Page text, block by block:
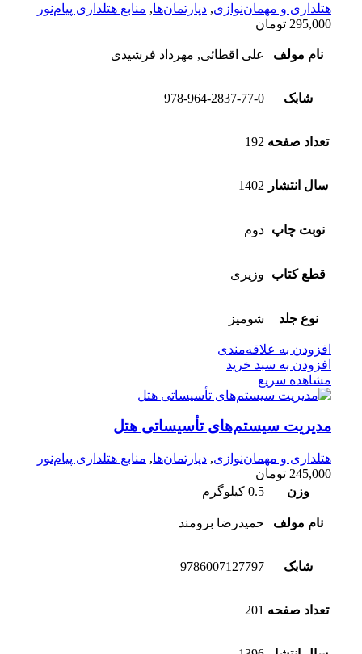
هتلداری و مهمان‌نوازی, دپارتمان‌ها, منابع هتلداری پیام‌نور
295,000 تومان
نام مولف علی اقطائی, مهرداد فرشیدی
شابک 978-964-2837-77-0
تعداد صفحه 192
سال انتشار 1402
نوبت چاپ دوم
قطع کتاب وزیری
نوع جلد شومیز
افزودن به علاقه‌مندی
افزودن به سبد خرید
مشاهده سریع
مدیریت سیستم‌‌های تأسیساتی هتل
هتلداری و مهمان‌نوازی, دپارتمان‌ها, منابع هتلداری پیام‌نور
245,000 تومان
وزن
0.5 کیلوگرم
نام مولف حمیدرضا برومند
شابک 9786007127797
تعداد صفحه 201